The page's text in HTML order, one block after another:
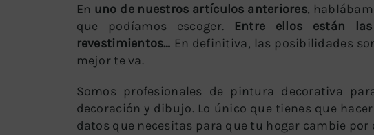
En uno de nuestros artículos anteriores,
que podíamos escoger.
Entre ellos están
revestimientos… En definitiva, las posibilidades
mejor te va.
Somos profesionales de pintura decorativa
decoración y dibujo. Lo único que tienes que
datos que necesitas para que tu hogar cambie por